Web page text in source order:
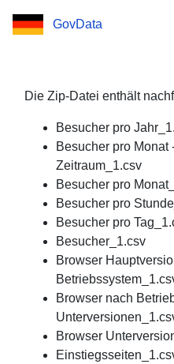
GovData
Die Zip-Datei enthält
Besucher pro
Besucher pro Monat
Zeitraum_1.csv
Besucher pro
Besucher pro
Besucher pro
Besucher_1.csv
Browser
Browser nach
Browser